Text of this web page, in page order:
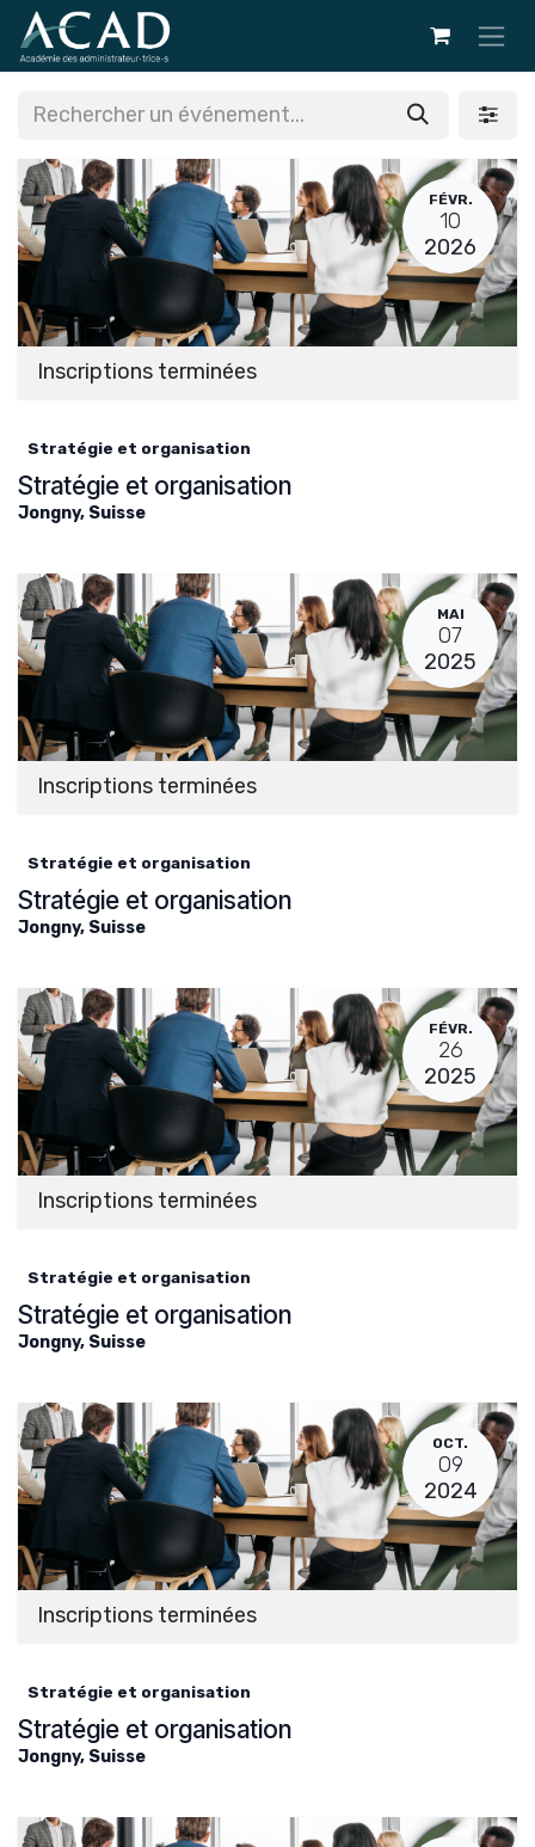
Se rendre au contenu
FÉVR.
10
2026
Inscriptions terminées
Stratégie et organisation
Stratégie et organisation
Jongny, Suisse
MAI
07
2025
Inscriptions terminées
Stratégie et organisation
Stratégie et organisation
Jongny, Suisse
FÉVR.
26
2025
Inscriptions terminées
Stratégie et organisation
Stratégie et organisation
Jongny, Suisse
OCT.
09
2024
Inscriptions terminées
Stratégie et organisation
Stratégie et organisation
Jongny, Suisse